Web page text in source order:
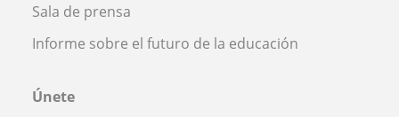
Sala de prensa
Informe sobre el futuro de la educación
Únete